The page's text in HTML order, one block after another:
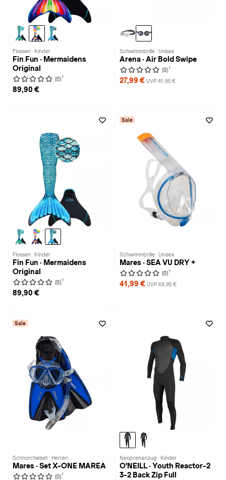
Flossen · Kinder
Fin Fun · Mermaidens
Original
(0) 1
89,90 €
Schwimmbrille · Unisex
Arena · Air Bold Swipe
(0) 1
27,99 € UVP 41,95 €
Flossen · Kinder
Fin Fun · Mermaidens
Original
(0) 1
89,90 €
Sale
Schwimmbrille · Unisex
Mares · SEA VU DRY +
(0) 1
41,99 € UVP 69,95 €
Sale
Schnorchelset · Herren
Mares · Set X-ONE MAREA
(0) 1
Neoprenanzug · Kinder
O'NEILL · Youth Reactor-2
3-2 Back Zip Full